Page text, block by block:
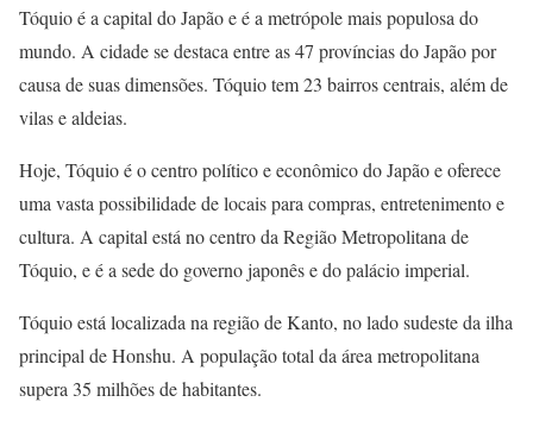
Tóquio é a capital do Japão e é a metrópole mais populosa do
mundo. A cidade se destaca entre as 47 províncias do Japão por
causa de suas dimensões. Tóquio tem 23 bairros centrais, além de
vilas e aldeias.
Hoje, Tóquio é o centro político e econômico do Japão e oferece
uma vasta possibilidade de locais para compras, entretenimento e
cultura. A capital está no centro da Região Metropolitana de
Tóquio, e é a sede do governo japonês e do palácio imperial.
Tóquio está localizada na região de Kanto, no lado sudeste da ilha
principal de Honshu. A população total da área metropolitana
supera 35 milhões de habitantes.